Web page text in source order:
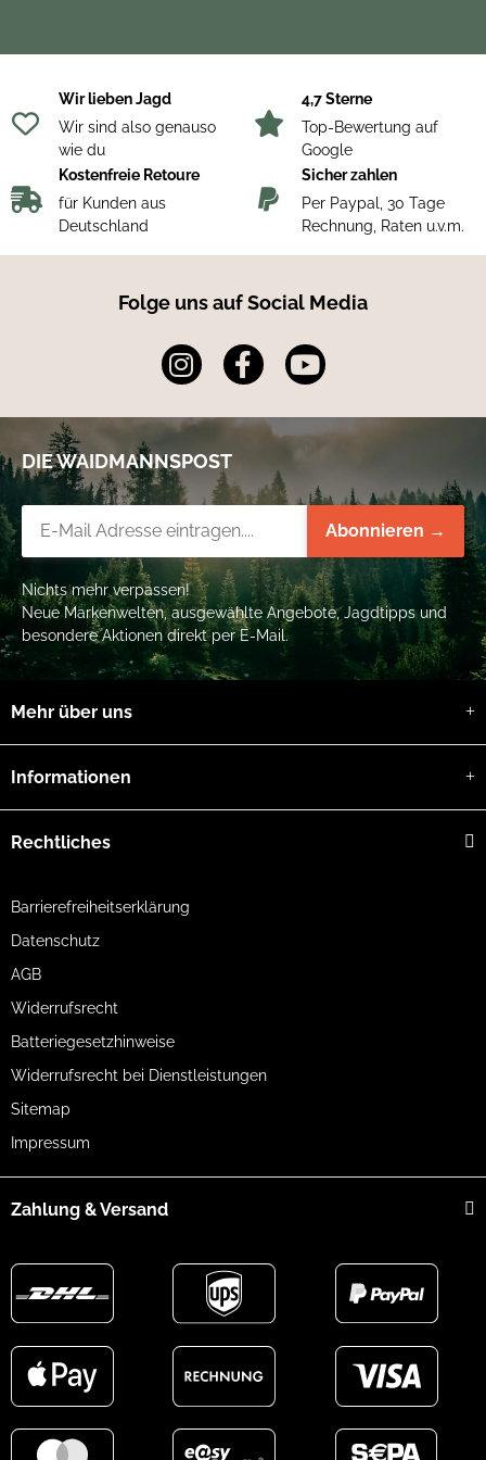
Gewicht
495 g
Schutzklasse
Wir lieben Jagd
Wir sind also genauso
wie du
4,7 Sterne
Top-Bewertung auf
Google
Kostenfreie Retoure
für Kunden aus
Deutschland
Sicher zahlen
Per Paypal, 30 Tage
Rechnung, Raten u.v.m.
Folge uns auf Social Media
DIE WAIDMANNSPOST
Abonnieren →
Nichts mehr verpassen!
Neue Markenwelten, ausgewählte Angebote, Jagdtipps und
besondere Aktionen direkt per E-Mail.
Mehr über uns
Informationen
Rechtliches
Barrierefreiheitserklärung
Datenschutz
AGB
Widerrufsrecht
Batteriegesetzhinweise
Widerrufsrecht bei Dienstleistungen
Sitemap
Impressum
Zahlung & Versand